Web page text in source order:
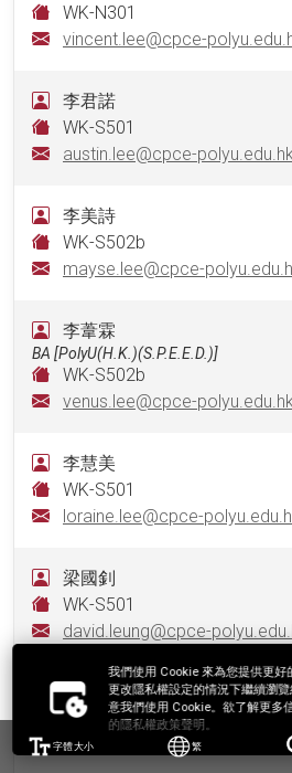
我們使用 Cookie 來為您提供更好
更改隱私權設定的情況下繼續瀏
意我們使用 Cookie。欲了解更多
的隱私權政策聲明。
字體大小 繁
WK-N301
vincent.lee@cpce-
李君諾
WK-S501
austin.lee@cpce-polyu.edu.hk
李美詩
WK-S502b
mayse.lee@cpce-
李葦霖
BA [PolyU(H.K.)(S.P.E.E.D.)]
WK-S502b
venus.lee@cpce-polyu.edu.hk
李慧美
WK-S501
loraine.lee@cpce-
梁國釗
WK-S501
david.leung@cpce-
梁穎浠
WK-S501
hilary.leung@cpce-